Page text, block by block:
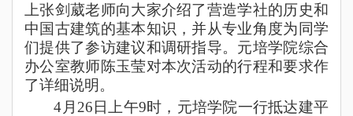
上张剑葳老师向大家介绍了营造学社的历史和
中国古建筑的基本知识，并从专业角度为同学
们提供了参访建议和调研指导。元培学院综合
办公室教师陈玉莹对本次活动的行程和要求作
了详细说明。
4月26日上午9时，元培学院一行抵达建平